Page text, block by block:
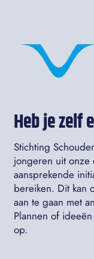
Heb je zelf
Stichting
jongeren uit onze
aansprekende
bereiken. Dit kan
aan te gaan met
Plannen of
op.